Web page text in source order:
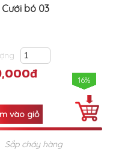
bó 03
16%
Sắp cháy hàng